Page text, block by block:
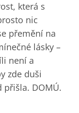
která s
nic
přemění na
lásky –
není a
zde duši
přišla. DOMÚ.